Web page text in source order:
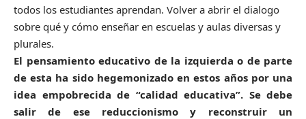
todos los estudiantes aprendan. Volver a abrir el dialogo
sobre qué y cómo enseñar en escuelas y aulas diversas y
plurales.
El pensamiento educativo de la izquierda o de parte
de esta ha sido hegemonizado en estos años por una
idea empobrecida de “calidad educativa”. Se debe
salir de ese reduccionismo y reconstruir un